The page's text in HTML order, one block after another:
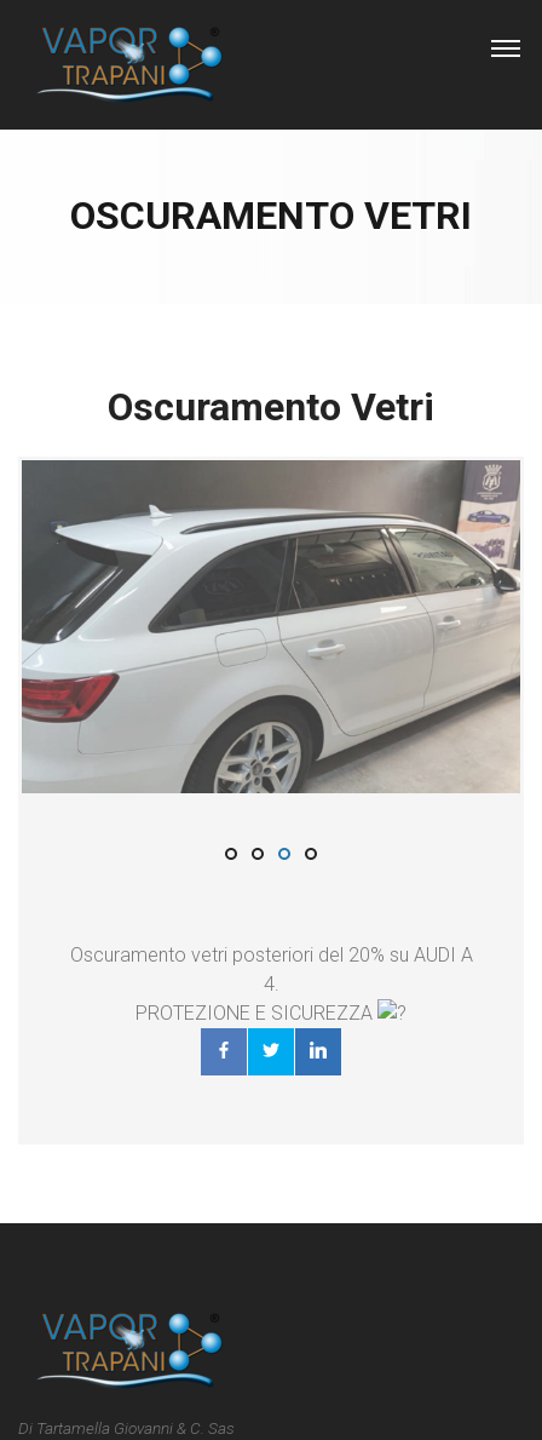
OSCURAMENTO VETRI
Oscuramento Vetri
Oscuramento vetri posteriori del 20% su AUDI A
4.
PROTEZIONE E SICUREZZA
Di Tartamella Giovanni & C. Sas